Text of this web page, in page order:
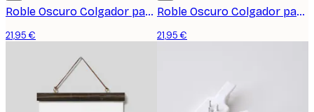
Roble Oscuro Colgador para póster
21,95 €
Roble Oscuro Colgador para póster
21,95 €